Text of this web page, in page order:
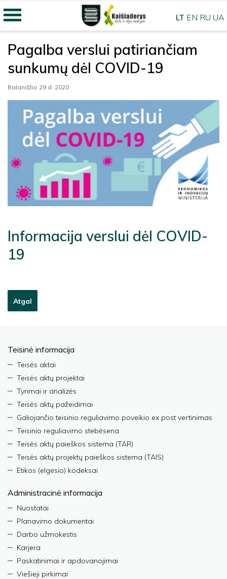
Pagalba verslui patiriančiam
sunkumų dėl COVID-19
Balandžio 29 d. 2020
Informacija verslui dėl COVID-
19
Atgal
Teisinė informacija
Teisės aktai
Teisės aktų projektai
Tyrimai ir analizės
Teisės aktų pažeidimai
Galiojančio teisinio reguliavimo poveikio ex post vertinimas
Teisinio reguliavimo stebėsena
Teisės aktų paieškos sistema (TAR)
Teisės aktų projektų paieškos sistema (TAIS)
Etikos (elgesio) kodeksai
Administracinė informacija
Nuostatai
Planavimo dokumentai
Darbo užmokestis
Karjera
Paskatinimai ir apdovanojimai
Viešieji pirkimai
LT EN RU UA